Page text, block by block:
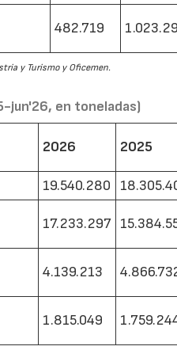
482.719
y Turismo y Oficemen.
jun'26, en toneladas)
2026 2025
19.540.280
17.233.297
4.139.213
1.815.049